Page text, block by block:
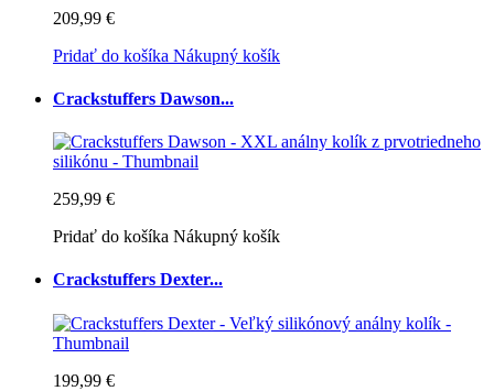
209,99 €
Pridať do košíka Nákupný košík
Crackstuffers Dawson...
259,99 €
Pridať do košíka Nákupný košík
Crackstuffers Dexter...
199,99 €